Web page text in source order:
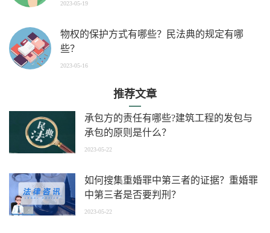
2023-05-19
物权的保护方式有哪些？民法典的规定有哪
些？
2023-05-16
推荐文章
承包方的责任有哪些?建筑工程的发包与
承包的原则是什么？
2023-05-22
如何搜集重婚罪中第三者的证据？重婚罪
中第三者是否要判刑？
2023-05-22